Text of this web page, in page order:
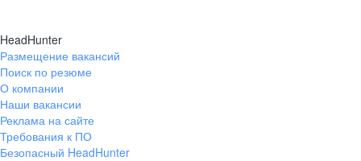
HeadHunter
Размещение вакансий
Поиск по резюме
О компании
Наши вакансии
Реклама на сайте
Требования к ПО
Безопасный HeadHunter